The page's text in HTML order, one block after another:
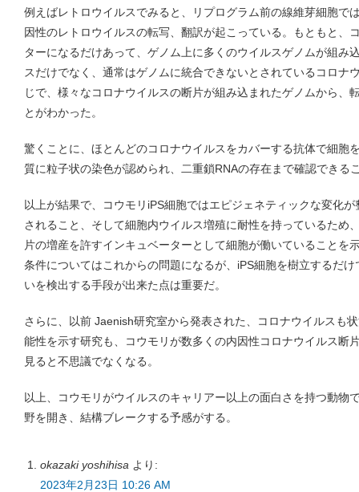
例えばレトロウイルスでみると、リプログラム前の線維芽細胞で
因性のレトロウイルスの転写、翻訳が起こっている。もともと、
ターになるだけあって、ゲノム上に多くのウイルスゲノムが組み
スだけでなく、通常はゲノムに統合できないとされているコロナ
じで、様々なコロナウイルスの断片が組み込まれたゲノムから、
とがわかった。
驚くことに、ほとんどのコロナウイルスをカバーする抗体で細胞
質に粒子状の染色が認められ、二重鎖RNAの存在まで確認できる
以上が結果で、コウモリiPS細胞ではエピジェネティックな変化
されること、そして細胞内ウイルス増殖に耐性を持っているため
片の増産を許すインキュベーターとして細胞が働いていることを
条件についてはこれからの問題になるが、iPS細胞を樹立するだ
いを検出する手段が出来た点は重要だ。
さらに、以前 Jaenish研究室から発表された、コロナウイルスも
能性を示す研究も、コウモリが数多くの内因性コロナウイルス断
見ると不思議でなくなる。
以上、コウモリがウイルスのキャリアー以上の面白さを持つ動物
野を開き、結構ブレークする予感がする。
okazaki yoshihisa より:
2023年2月23日 10:26 AM